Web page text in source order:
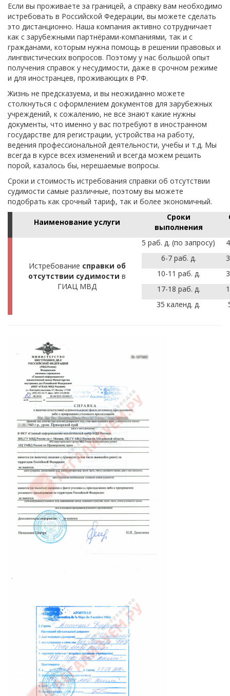
Если вы проживаете за границей, а справку вам необходимо
истребовать в Российской Федерации, вы можете сделать
это дистанционно. Наша компания активно сотрудничает
как с зарубежными партнёрами-компаниями, так и с
гражданами, которым нужна помощь в решении правовых и
лингвистических вопросов. Поэтому у нас большой опыт
получения справок у несудимости, даже в срочном режиме
и для иностранцев, проживающих в РФ.
Жизнь не предсказуема, и вы неожиданно можете
столкнуться с оформлением документов для зарубежных
учреждений, к сожалению, не все знают какие нужны
документы, что именно у вас потребуют в иностранном
государстве для регистрации, устройства на работу,
ведения профессиональной деятельности, учебы и т.д. Мы
всегда в курсе всех изменений и всегда можем решить
порой, казалось бы, нерешаемые вопросы.
Сроки и стоимость истребования справки об отсутствии
судимости самые различные, поэтому вы можете
подобрать как срочный тариф, так и более экономичный.
Наименование услуги
Сроки
выполнения
Истребование справки об
отсутствии судимости в
ГИАЦ МВД
5 раб. д. (по запросу)
6-7 раб. д.
10-11 раб. д.
17-18 раб. д.
35 календ. д.